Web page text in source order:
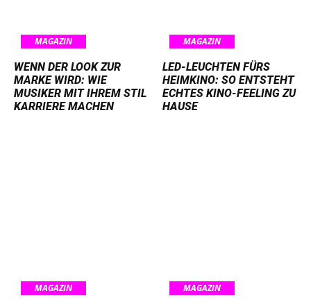
MAGAZIN
WENN DER LOOK ZUR
MARKE WIRD: WIE
MUSIKER MIT IHREM STIL
KARRIERE MACHEN
MAGAZIN
LED-LEUCHTEN FÜRS
HEIMKINO: SO ENTSTEHT
ECHTES KINO-FEELING ZU
HAUSE
MAGAZIN MAGAZIN